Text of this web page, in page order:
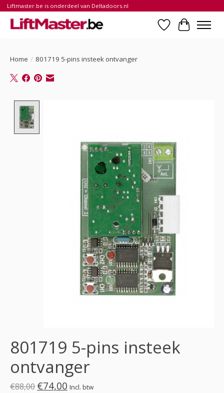
Liftmaster.be is onderdeel van Deltadoors.nl
Verlanglijst
Home / 801719 5-pins insteek ontvanger
801719 5-pins insteek
ontvanger
€88,00 €74,00 Incl. btw